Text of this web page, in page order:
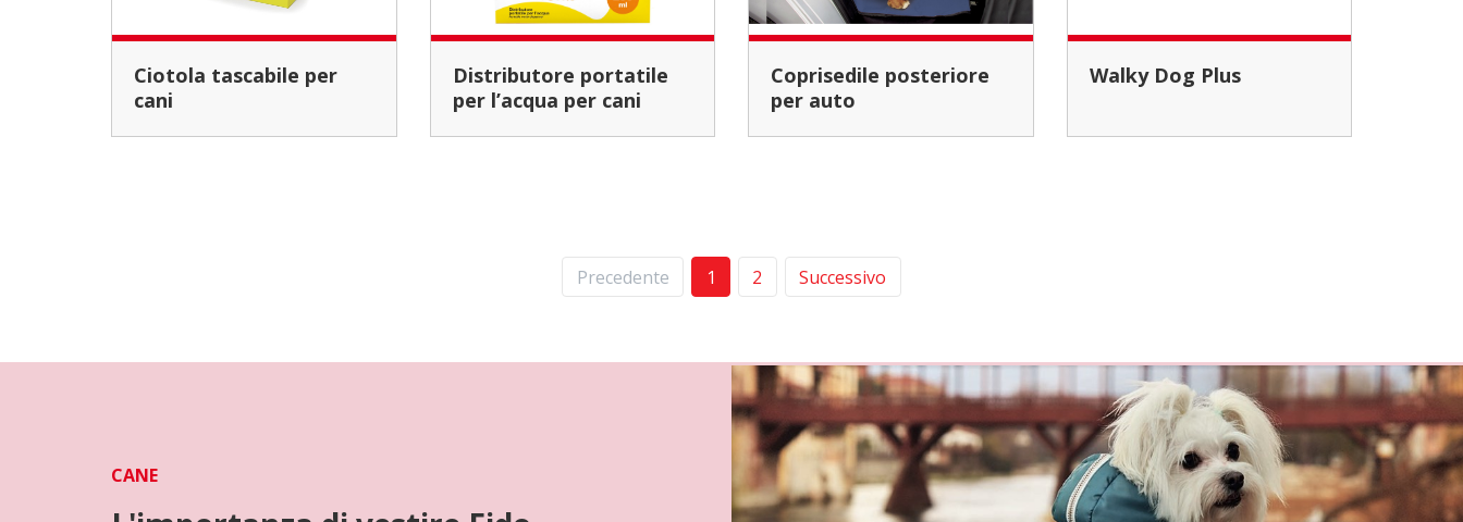
Ciotola tascabile per
cani
Distributore portatile
per l’acqua per cani
Coprisedile posteriore
per auto
Walky Dog Plus
Precedente 1 2 Successivo
CANE